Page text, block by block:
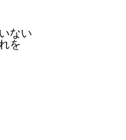
ない
を